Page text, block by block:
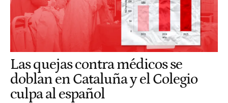
Las quejas contra médicos se
doblan en Cataluña y el Colegio
culpa al español